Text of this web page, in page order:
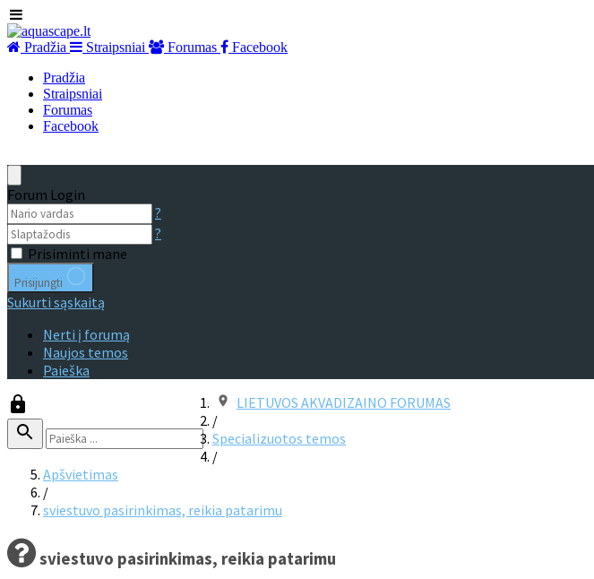
Pradžia Straipsniai Forumas
Facebook
Pradžia
Straipsniai
Forumas
Facebook
Forum Login
?
?
Prisiminti mane
Prisijungti
Sukurti sąskaitą
Nerti į forumą
Naujos temos
Paieška
LIETUVOS AKVADIZAINO FORUMAS
/
Specializuotos temos
/
Apšvietimas
/
sviestuvo pasirinkimas, reikia patarimu
sviestuvo pasirinkimas, reikia patarimu